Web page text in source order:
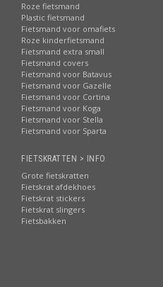
Roze fietsmand
Plastic fietsmand
Fietsmand voor omafiets
Roze kinderfietsmand
Fietsmand extra small
Fietsmand covers
Fietsmand voor Batavus
Fietsmand voor Gazelle
Fietsmand voor Cortina
Fietsmand voor Koga
Fietsmand voor Stella
Fietsmand voor Sparta
FIETSKRATTEN > INFO
Grote fietskratten
Fietskrat afdekhoes
Fietskrat stickers
Fietskrat slingers
Fietsbakken